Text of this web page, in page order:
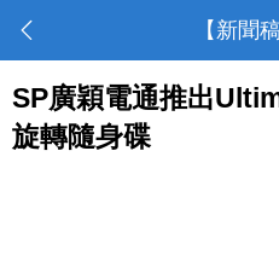
【新聞
SP廣穎電通推出
旋轉隨身碟